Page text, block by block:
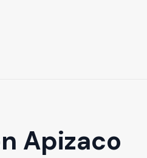
Apizaco